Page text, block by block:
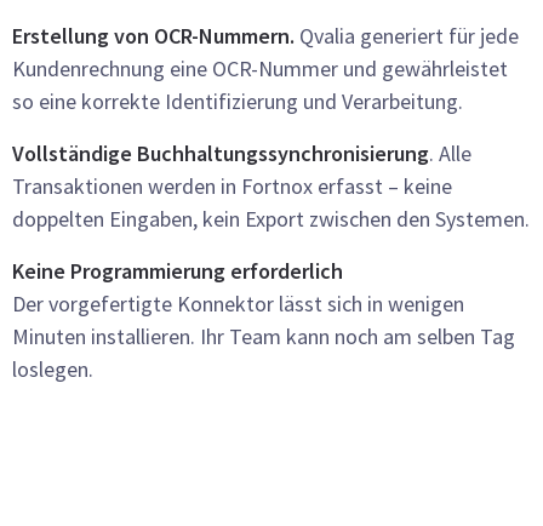
Erstellung von OCR-Nummern. Qvalia generiert für jede
Kundenrechnung eine OCR-Nummer und gewährleistet
so eine korrekte Identifizierung und Verarbeitung.
Vollständige Buchhaltungssynchronisierung. Alle
Transaktionen werden in Fortnox erfasst – keine
doppelten Eingaben, kein Export zwischen den Systemen.
Keine Programmierung erforderlich
Der vorgefertigte Konnektor lässt sich in wenigen
Minuten installieren. Ihr Team kann noch am selben Tag
loslegen.